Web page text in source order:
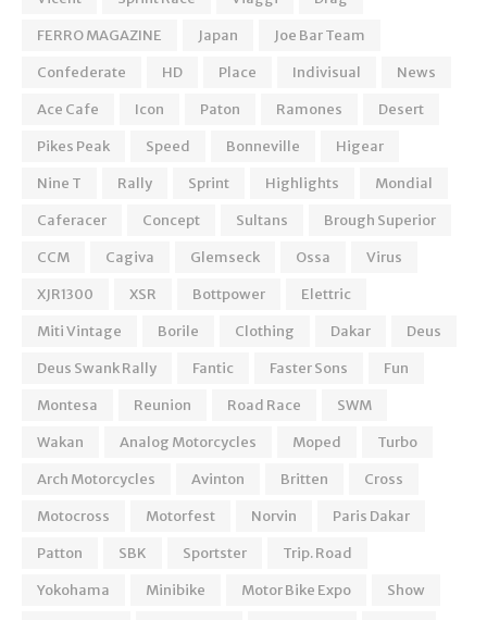
FERRO MAGAZINE
Japan
Joe Bar Team
Confederate
HD Place Indivisual
News
Ace Cafe
Icon Paton Ramones
Desert
Pikes Peak
Speed Bonneville
Higear
Nine T
Rally Sprint Highlights
Mondial
Caferacer
Concept Sultans
Brough Superior
CCM
Cagiva Glemseck Ossa
Virus
XJR1300
XSR Bottpower
Elettric
Miti Vintage
Borile Clothing Dakar
Deus
Deus Swank Rally
Fantic Faster Sons
Fun
Montesa
Reunion Road Race
SWM
Wakan
Analog Motorcycles Moped
Turbo
Arch Motorcycles
Avinton Britten
Cross
Motocross
Motorfest Norvin
Paris Dakar
Patton
SBK Sportster
Trip. Road
Yokohama
Minibike Motor Bike Expo
Show